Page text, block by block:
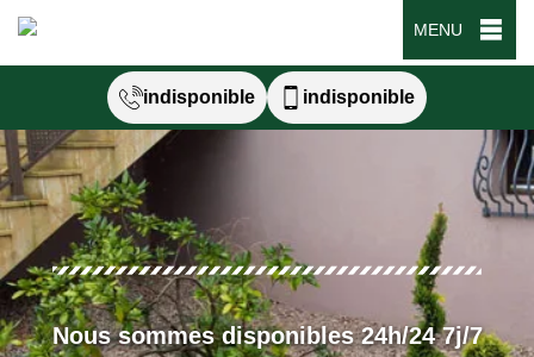
MENU
indisponible indisponible
Nous sommes disponibles 24h/24 7j/7